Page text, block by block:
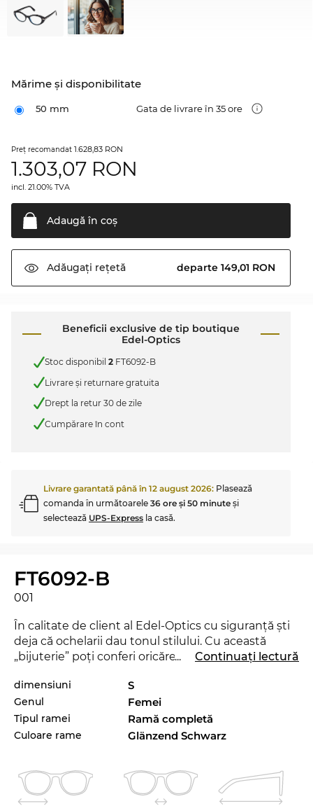
Mărime şi disponibilitate
50 mm Gata de livrare în 35 ore
Preţ recomandat 1.628,83 RON
1.303,07 RON
incl. 21.00% TVA
Adaugă în coş
Adăugați rețetă departe 149,01 RON
Beneficii exclusive de tip boutique
Edel-Optics
Stoc disponibil 2 FT6092-B
Livrare şi returnare gratuita
Drept la retur 30 de zile
Cumpărare în cont
Livrare garantată până în 12 august 2026: Plasează
comanda în următoarele 36 ore şi 50 minute şi
selectează UPS-Express la casă.
FT6092-B
001
În calitate de client al Edel-Optics cu siguranţă şti
deja că ochelarii dau tonul stilului. Cu această
„bijuterie” poţi conferi oricărei ţinute o notă
liber. Modelul FT6092-B este lansat de curând pe
piaţă în 2025, aşa încât cu siguranţă vei fi la ultimul
răcnet cu aceşti ochelari. Modelul de ochelari
FT6092-B este disponibil în shop-ul online Edel-
Prin acest model de ochelari, designerii se
... Continuați lectură
dimensiuni S
Genul Femei
Tipul ramei Ramă completă
Culoare rame Glänzend Schwarz